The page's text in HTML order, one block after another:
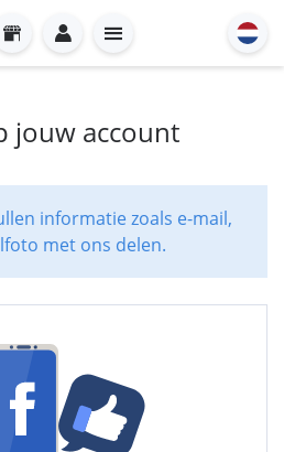
jouw account
informatie zoals e-mail,
met ons delen.